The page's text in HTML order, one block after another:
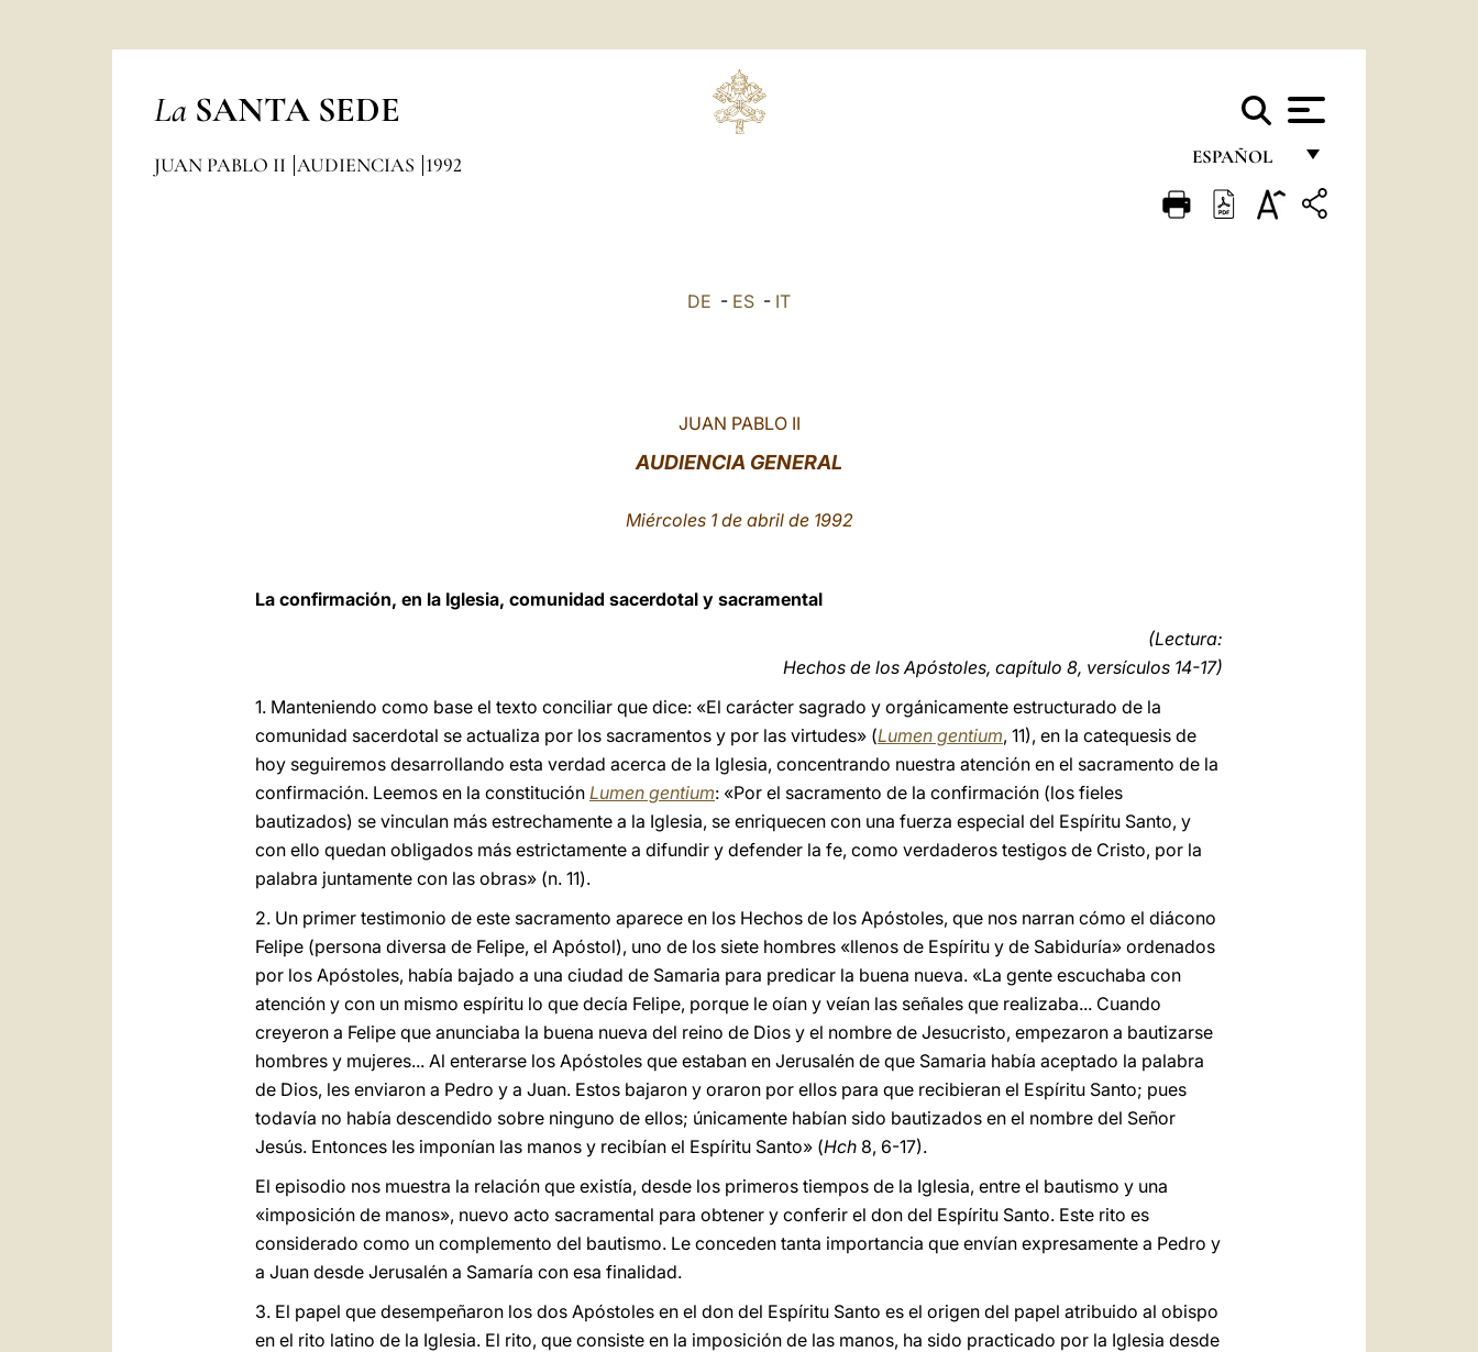
La SANTA SEDE
ESPAÑOL
FRANÇAIS
JUAN PABLO II AUDIENCIAS 1992
DE - ES - IT
JUAN PABLO II
AUDIENCIA GENERAL
Miércoles 1 de abril de 1992
La confirmación, en la Iglesia, comunidad sacerdotal y sacramental
(Lectura:
Hechos de los Apóstoles, capítulo 8, versículos 14-17)
1. Manteniendo como base el texto conciliar que dice: «El carácter sagrado y orgánicamente estructurado de la
comunidad sacerdotal se actualiza por los sacramentos y por las virtudes» (Lumen gentium, 11), en la catequesis de
hoy seguiremos desarrollando esta verdad acerca de la Iglesia, concentrando nuestra atención en el sacramento de la
confirmación. Leemos en la constitución Lumen gentium: «Por el sacramento de la confirmación (los fieles
bautizados) se vinculan más estrechamente a la Iglesia, se enriquecen con una fuerza especial del Espíritu Santo, y
con ello quedan obligados más estrictamente a difundir y defender la fe, como verdaderos testigos de Cristo, por la
palabra juntamente con las obras» (n. 11).
2. Un primer testimonio de este sacramento aparece en los Hechos de los Apóstoles, que nos narran cómo el diácono
Felipe (persona diversa de Felipe, el Apóstol), uno de los siete hombres «llenos de Espíritu y de Sabiduría» ordenados
por los Apóstoles, había bajado a una ciudad de Samaria para predicar la buena nueva. «La gente escuchaba con
atención y con un mismo espíritu lo que decía Felipe, porque le oían y veían las señales que realizaba... Cuando
creyeron a Felipe que anunciaba la buena nueva del reino de Dios y el nombre de Jesucristo, empezaron a bautizarse
hombres y mujeres... Al enterarse los Apóstoles que estaban en Jerusalén de que Samaria había aceptado la palabra
de Dios, les enviaron a Pedro y a Juan. Estos bajaron y oraron por ellos para que recibieran el Espíritu Santo; pues
todavía no había descendido sobre ninguno de ellos; únicamente habían sido bautizados en el nombre del Señor
Jesús. Entonces les imponían las manos y recibían el Espíritu Santo» (Hch 8, 6-17).
El episodio nos muestra la relación que existía, desde los primeros tiempos de la Iglesia, entre el bautismo y una
«imposición de manos», nuevo acto sacramental para obtener y conferir el don del Espíritu Santo. Este rito es
considerado como un complemento del bautismo. Le conceden tanta importancia que envían expresamente a Pedro y
a Juan desde Jerusalén a Samaría con esa finalidad.
3. El papel que desempeñaron los dos Apóstoles en el don del Espíritu Santo es el origen del papel atribuido al obispo
en el rito latino de la Iglesia. El rito, que consiste en la imposición de las manos, ha sido practicado por la Iglesia desde